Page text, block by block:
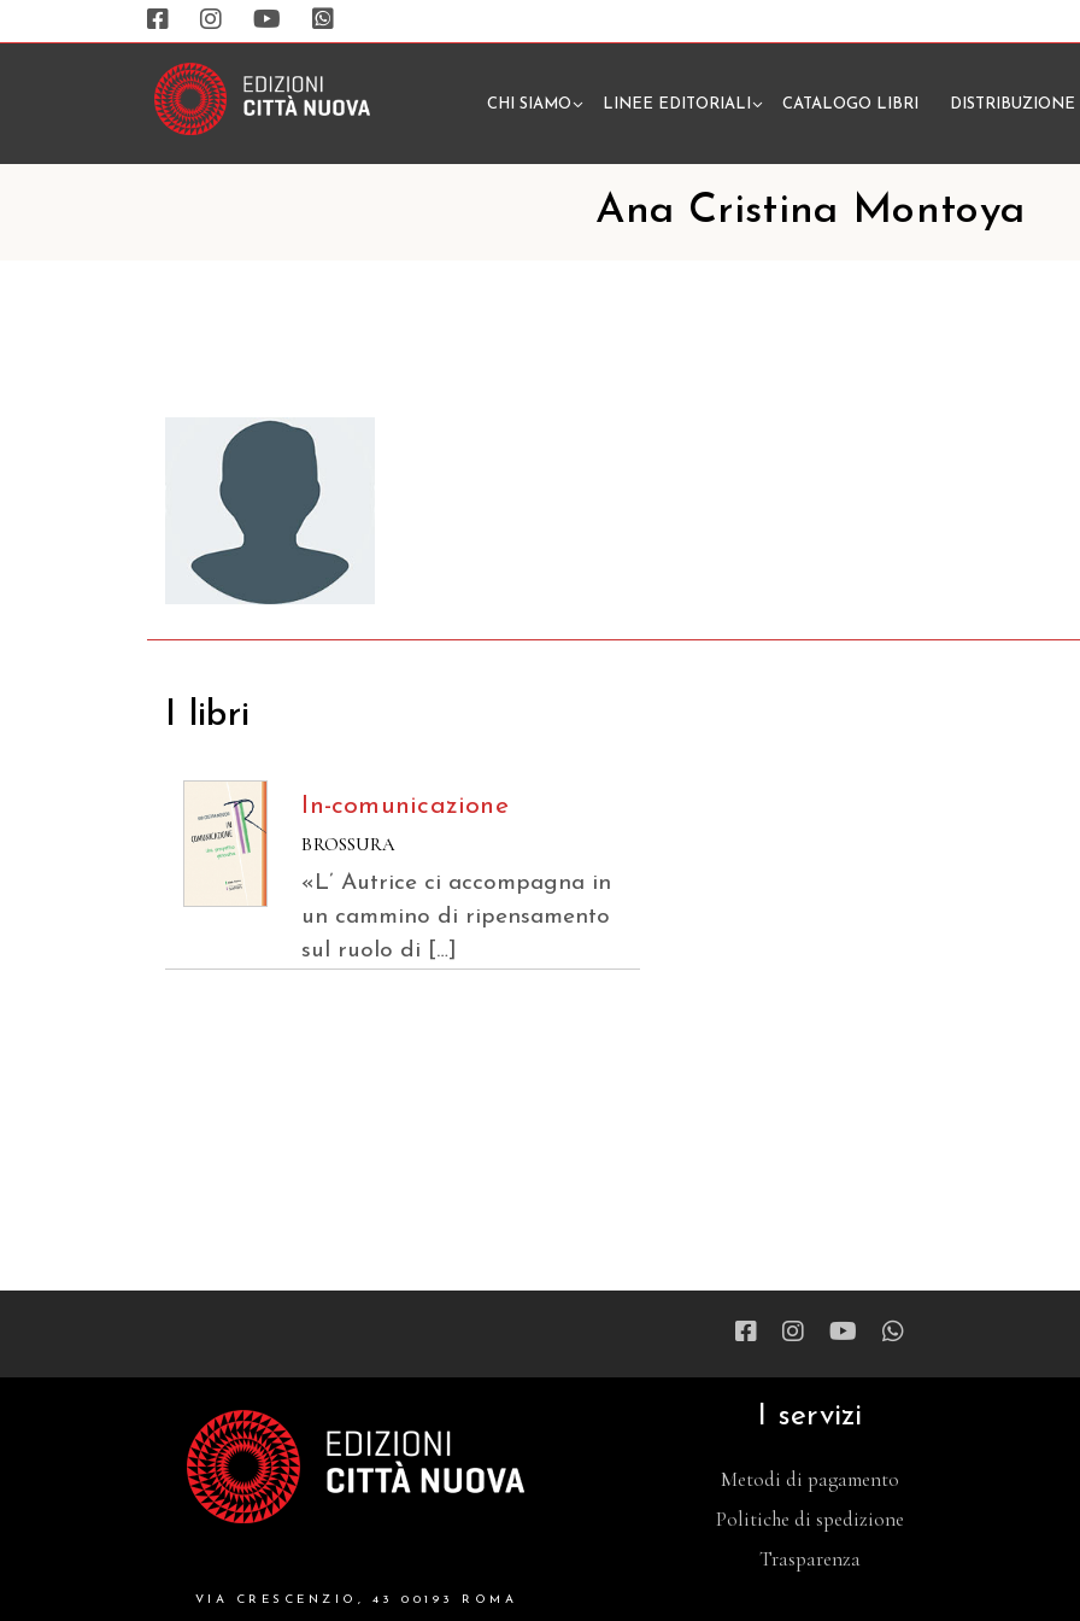
CHI SIAMO LINEE EDITORIALI CATALOGO LIBRI DISTRIBUZIONE
Ana Cristina Montoya
I libri
In-comunicazione
BROSSURA
«L’ Autrice ci accompagna in
un cammino di ripensamento
sul ruolo di […]
VIA CRESCENZIO, 43 00193 ROMA
I servizi
Metodi di pagamento
Politiche di spedizione
Trasparenza